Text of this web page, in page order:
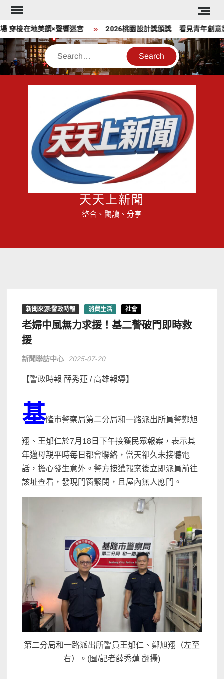
Skip
content
梭在地美饌×聲響迷宮 2026桃園設計獎頒獎 看見青年創意發
Search
天天上新聞
整合、閱讀、分享
新聞來源:警政時報 消費生活 社會
老婦中風無力求援！基二警破門即時救
援
新聞聯訪中心 2025-07-20
【警政時報 薛秀蓮 / 高雄報導】
基隆市警察局第二分局和一路派出所員警鄭旭
翔、王郁仁於7月18日下午接獲民眾報案，表示其
年邁母親平時每日都會聯絡，當天卻久未接聽電
話，擔心發生意外。警方接獲報案後立即派員前往
該址查看，發現門窗緊閉，且屋內無人應門。
第二分局和一路派出所警員王郁仁、鄭旭翔（左至
右）。(圖/記者薛秀蓮 翻攝)